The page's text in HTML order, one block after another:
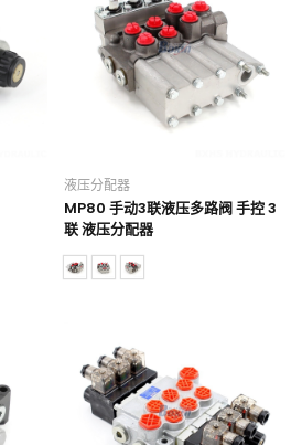
液压分配器
MP80 手动3联液压多路阀 手控 3
联 液压分配器